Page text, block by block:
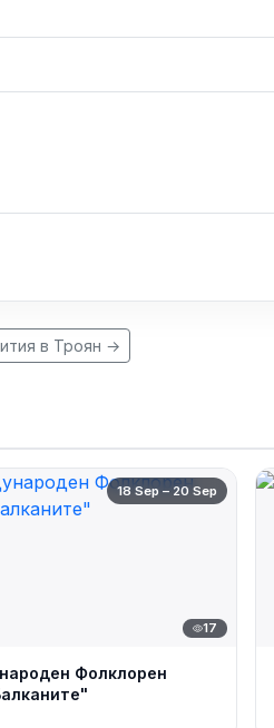
в Троян →
18 Sep – 20 Sep
17
Фолклорен